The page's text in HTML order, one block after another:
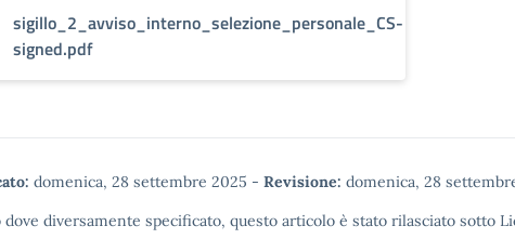
sigillo_2_avviso_interno_selezione_personale_CS-
signed.pdf
domenica, 28 settembre 2025 - Revisione: domenica, 28
dove diversamente specificato, questo articolo è stato rilasciato sotto